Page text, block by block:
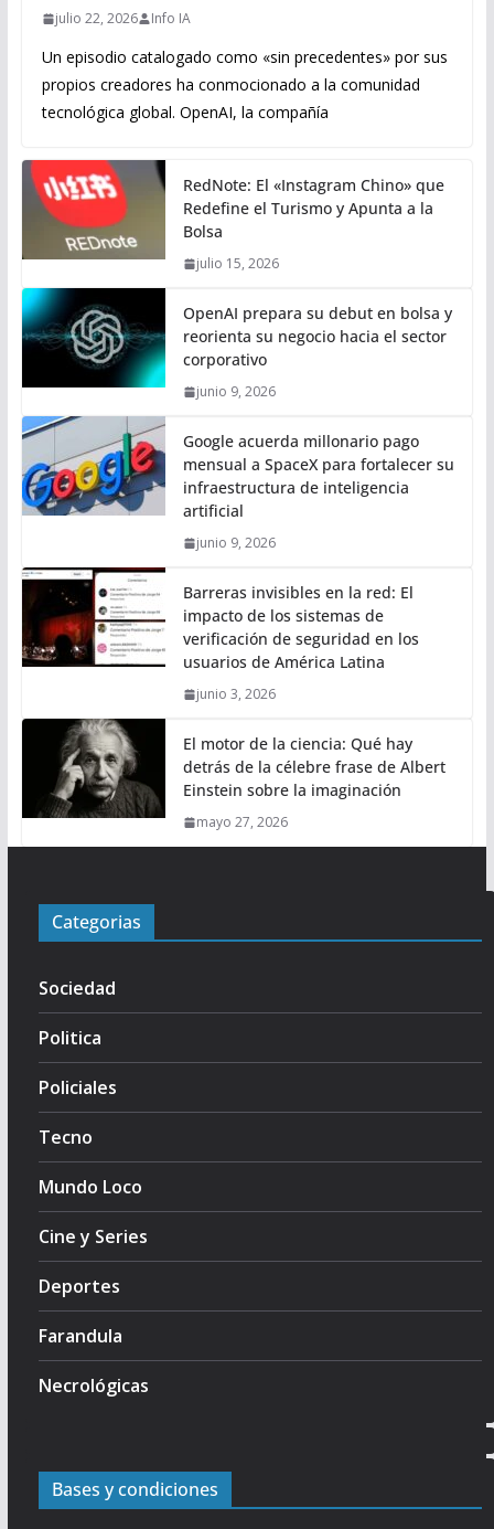
julio 22, 2026 Info IA
Un episodio catalogado como «sin precedentes» por sus
propios creadores ha conmocionado a la comunidad
tecnológica global. OpenAI, la compañía
RedNote: El «Instagram Chino» que
Redefine el Turismo y Apunta a la
Bolsa
julio 15, 2026
OpenAI prepara su debut en bolsa y
reorienta su negocio hacia el sector
corporativo
junio 9, 2026
Google acuerda millonario pago
mensual a SpaceX para fortalecer su
infraestructura de inteligencia
artificial
junio 9, 2026
Barreras invisibles en la red: El
impacto de los sistemas de
verificación de seguridad en los
usuarios de América Latina
junio 3, 2026
El motor de la ciencia: Qué hay
detrás de la célebre frase de Albert
Einstein sobre la imaginación
mayo 27, 2026
Categorias
Sociedad
Politica
Policiales
Tecno
Mundo Loco
Cine y Series
Deportes
Farandula
Necrológicas
Bases y condiciones